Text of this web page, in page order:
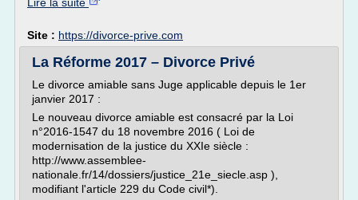
Site : https://divorce-prive.com
La Réforme 2017 – Divorce Privé
Le divorce amiable sans Juge applicable depuis le 1er
janvier 2017 :
Le nouveau divorce amiable est consacré par la Loi
n°2016-1547 du 18 novembre 2016 ( Loi de
modernisation de la justice du XXIe siècle :
http://www.assemblee-
nationale.fr/14/dossiers/justice_21e_siecle.asp ),
modifiant l'article 229 du Code civil*).